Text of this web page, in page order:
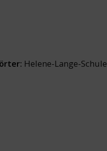
Helene-Lange-Schule